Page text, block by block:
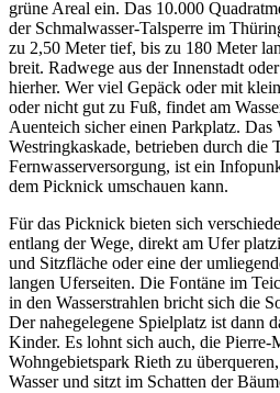
grüne Areal ein. Das 10.000
der Schmalwasser-Talsperre im
zu 2,50 Meter tief, bis zu 180 Meter
breit. Radwege aus der Innenstadt
hierher. Wer viel Gepäck oder mit
oder nicht gut zu Fuß, findet am
Auenteich sicher einen Parkplatz.
Westringkaskade, betrieben durch die
Fernwasserversorgung, ist ein
dem Picknick umschauen kann.
Für das Picknick bieten sich
entlang der Wege, direkt am Ufer
und Sitzfläche oder eine der
langen Uferseiten. Die Fontäne im
in den Wasserstrahlen bricht sich die
Der nahegelegene Spielplatz ist dann
Kinder. Es lohnt sich auch, die Pierre-
Wohngebietspark Rieth zu
Wasser und sitzt im Schatten der